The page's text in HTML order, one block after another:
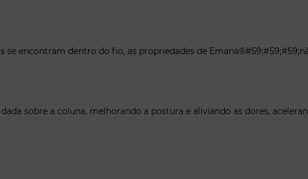
encontram dentro do fio, as propriedades de
sobre a coluna, melhorando a postura e aliviando as dores,